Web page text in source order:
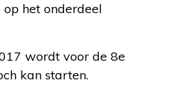
het onderdeel
wordt voor de 8e
kan starten.